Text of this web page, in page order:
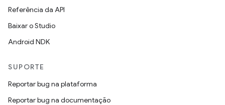
Referência da API
Baixar o Studio
Android NDK
SUPORTE
Reportar bug na plataforma
Reportar bug na documentação